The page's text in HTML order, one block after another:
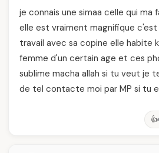
je connais une simaa celle qui ma
elle est vraiment magnifique
travail avec sa copine elle habite
femme d'un certain age et ces
sublime macha allah si tu veut je
de tel contacte moi par MP si tu
👍